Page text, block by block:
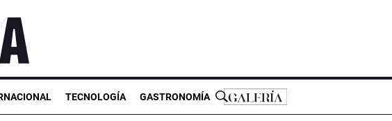
TECNOLOGÍA GASTRONOMÍA